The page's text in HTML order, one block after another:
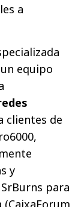
a
equipo
clientes de
y
para
(CaixaForum